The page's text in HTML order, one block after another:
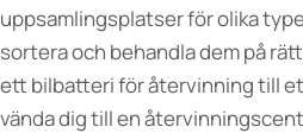
uppsamlingsplatser för olika
sortera och behandla dem på
ett bilbatteri för återvinning till
vända dig till en